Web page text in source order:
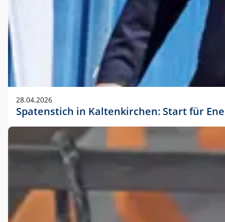
28.04.2026
Spatenstich in Kaltenkirchen: Start für